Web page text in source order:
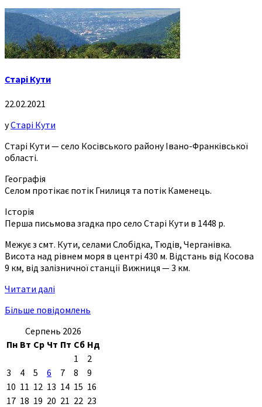
Старі Кути
22.02.2021
уСтарі Кути
Старі Кути — село Косівського району Івано-Франківської
області.
Географія
Селом протікає потік Гнилиця та потік Каменець.
Історія
Перша письмова згадка про село Старі Кути в 1448 р.
Межує з смт. Кути, селами Слобідка, Тюдів, Черганівка.
Висота над рівнем моря в центрі 430 м. Відстань від Косова
9 км, від залізничної станції Вижниця — 3 км.
Читати далі
Більше повідомлень
Серпень 2026
Пн Вт Ср Чт Пт Сб Нд
1
2
3
4 5 6 7 8
9
10 11 12 13 14 15 16
17 18 19 20 21 22 23